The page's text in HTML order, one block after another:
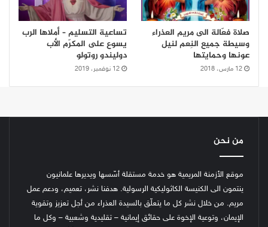
صلاة فعّالة الى مريم العذراء
وسيطة جميع النِعم لنيل
عونها وحمايتها
12 مارس، 2018
تساعية التسليم – أملاها الرب
يسوع على المكرّم الأب
دوليندو روتولو
12 نوفمبر، 2019
من نحن
موقع الأزمنة المريمية هو خدمة مستقلة أسّسها ويديرها علمانيون
ينتمون الى الكنيسة الكاثوليكية الرسولية. هدفنا نشر، تعميم، ودعم عمل
مريم. من خلال نشر كل ما يتعلّق بالسيدة العذراء من أجل تعزيز وتقوية
الإيمان، وتوعية الإخوة على حقائق إيمانية – تقليدية وشعبية – وكل ما